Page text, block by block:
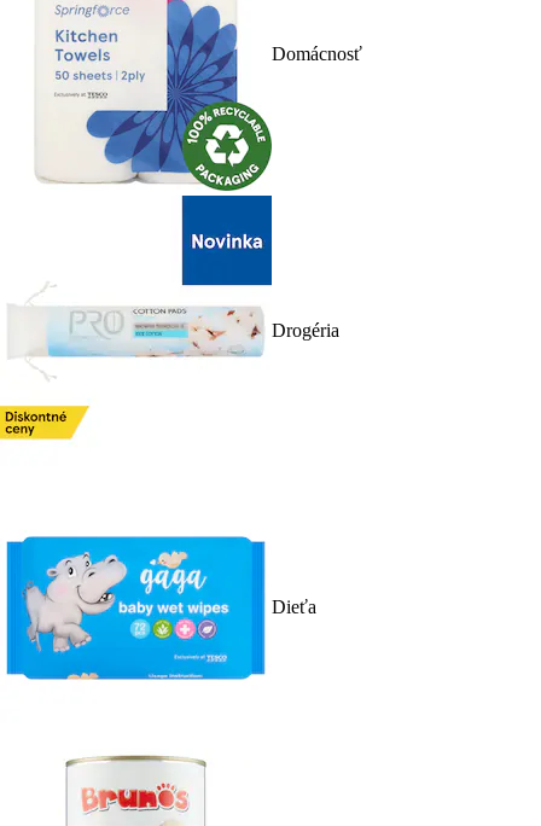
Domácnosť
Drogéria
Dieťa